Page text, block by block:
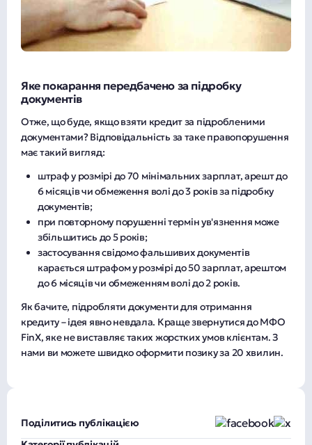
Яке покарання передбачено за підробку
документів
Отже, що буде, якщо взяти кредит за підробленими
документами? Відповідальність за таке правопорушення
має такий вигляд:
штраф у розмірі до 70 мінімальних зарплат, арешт до
6 місяців чи обмеження волі до 3 років за підробку
документів;
при повторному порушенні термін ув'язнення може
збільшитись до 5 років;
застосування свідомо фальшивих документів
карається штрафом у розмірі до 50 зарплат, арештом
до 6 місяців чи обмеженням волі до 2 років.
Як бачите, підробляти документи для отримання
кредиту – ідея явно невдала. Краще звернутися до МФО
FinX, яке не виставляє таких жорстких умов клієнтам. З
нами ви можете швидко оформити позику за 20 хвилин.
Поділитись публікацією